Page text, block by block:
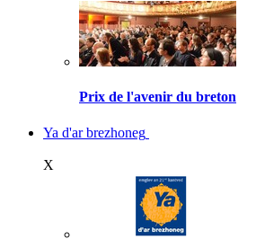
Prix de l'avenir du breton
Ya d'ar brezhoneg
X